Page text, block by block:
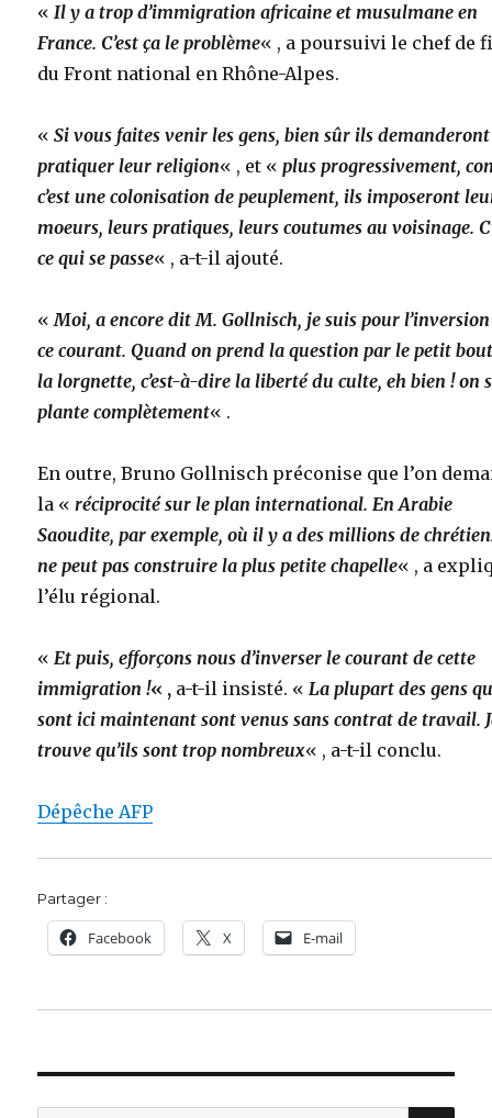
«Il y a trop d’immigration africaine et musulmane en
France. C’est ça le problème« , a poursuivi le chef de
du Front national en Rhône-Alpes.
«Si vous faites venir les gens, bien sûr ils
pratiquer leur religion« , et «plus progressivement,
c’est une colonisation de peuplement, ils imposeront
moeurs, leurs pratiques, leurs coutumes au voisinage.
ce qui se passe« , a-t-il ajouté.
«Moi, a encore dit M. Gollnisch, je suis pour
ce courant. Quand on prend la question par le petit
la lorgnette, c’est-à-dire la liberté du culte, eh bien ! on
plante complètement« .
En outre, Bruno Gollnisch préconise que l’on
la «réciprocité sur le plan international. En Arabie
Saoudite, par exemple, où il y a des millions de
ne peut pas construire la plus petite chapelle« , a
l’élu régional.
«Et puis, efforçons nous d’inverser le courant de cette
immigration !« , a-t-il insisté. «La plupart des gens
sont ici maintenant sont venus sans contrat de travail.
trouve qu’ils sont trop nombreux« , a-t-il conclu.
Dépêche AFP
Partager :
Facebook X E-mail